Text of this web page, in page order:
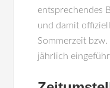
entsprechendes
und damit
Sommerzeit
jährlich